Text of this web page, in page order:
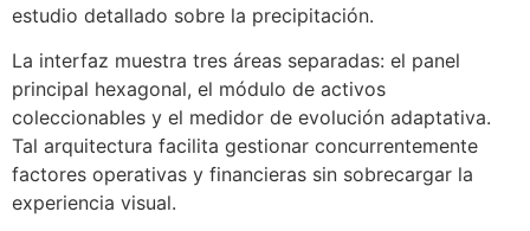
estudio detallado sobre la precipitación.
La interfaz muestra tres áreas separadas: el panel
principal hexagonal, el módulo de activos
coleccionables y el medidor de evolución adaptativa.
Tal arquitectura facilita gestionar concurrentemente
factores operativas y financieras sin sobrecargar la
experiencia visual.